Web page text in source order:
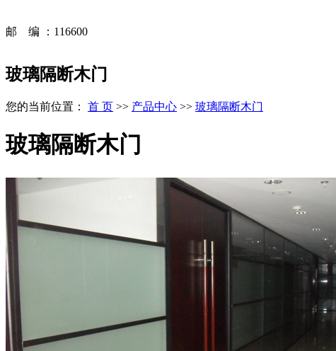
邮 编 ：116600
玻璃隔断木门
您的当前位置： 首 页 >> 产品中心 >> 玻璃隔断木门
玻璃隔断木门